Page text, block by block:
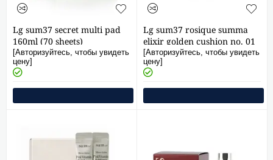
Lg sum37 secret multi pad
160ml (70 sheets)
[Авторизуйтесь, чтобы увидеть
цену]
Lg sum37 rosique summa
elixir golden cushion no. 01
special set (1 main product +
2 refills + lipstick)
[Авторизуйтесь, чтобы увидеть
цену]